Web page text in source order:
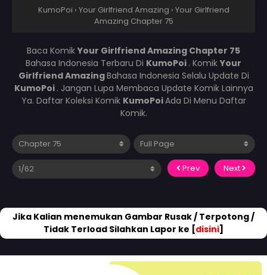
KumoPoi › Your Girlfriend Amazing › Your Girlfriend
Amazing Chapter 75
Baca Komik Your Girlfriend Amazing Chapter 75
Bahasa Indonesia Terbaru Di KumoPoi . Komik Your
Girlfriend AmazingBahasa Indonesia Selalu Update Di
KumoPoi . Jangan Lupa Membaca Update Komik Lainnya
Ya. Daftar Koleksi Komik KumoPoiAda Di Menu Daftar
Komik.
Prev Next
Jika Kalian menemukan Gambar Rusak / Terpotong /
Tidak Terload Silahkan Lapor ke [disini]